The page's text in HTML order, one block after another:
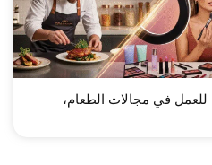
في مجالات الطعام،